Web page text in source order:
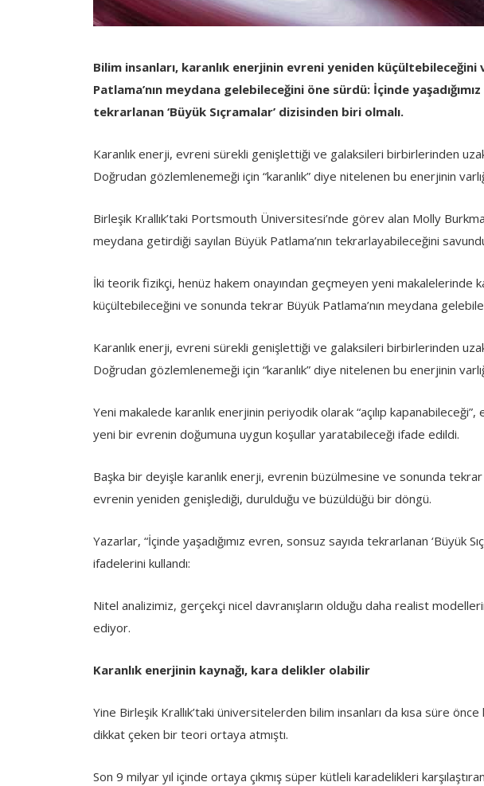
Bilim insanları, karanlık enerjinin evreni yeniden
Patlama’nın meydana gelebileceğini öne sürdü: İçinde
tekrarlanan ‘Büyük Sıçramalar’ dizisinden biri olmalı.
Karanlık enerji, evreni sürekli genişlettiği ve galaksileri birbirlerinden
Doğrudan gözlemlenemeği için “karanlık” diye nitelenen bu enerjinin
Birleşik Krallık’taki Portsmouth Üniversitesi’nde görev alan Molly
meydana getirdiği sayılan Büyük Patlama’nın tekrarlayabileceğini
İki teorik fizikçi, henüz hakem onayından geçmeyen yeni makalelerinde
küçültebileceğini ve sonunda tekrar Büyük Patlama’nın meydana
Karanlık enerji, evreni sürekli genişlettiği ve galaksileri birbirlerinden
Doğrudan gözlemlenemeği için “karanlık” diye nitelenen bu enerjinin
Yeni makalede karanlık enerjinin periyodik olarak “açılıp
yeni bir evrenin doğumuna uygun koşullar yaratabileceği ifade edildi.
Başka bir deyişle karanlık enerji, evrenin büzülmesine ve sonunda
evrenin yeniden genişlediği, durulduğu ve büzüldüğü bir döngü.
Yazarlar, “İçinde yaşadığımız evren, sonsuz sayıda tekrarlanan ‘Büyük
ifadelerini kullandı:
Nitel analizimiz, gerçekçi nicel davranışların olduğu daha realist
ediyor.
Karanlık enerjinin kaynağı, kara delikler olabilir
Yine Birleşik Krallık’taki üniversitelerden bilim insanları da kısa süre
dikkat çeken bir teori ortaya atmıştı.
Son 9 milyar yıl içinde ortaya çıkmış süper kütleli karadelikleri